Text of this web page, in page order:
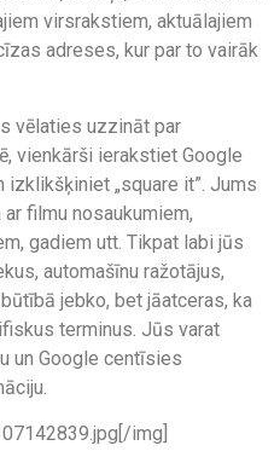
virsrakstiem, aktuālajiem
adreses, kur par to vairāk
vēlaties uzzināt par
vienkārši ierakstiet Google
izklikšķiniet „square it”. Jums
filmu nosaukumiem,
gadiem utt. Tikpat labi jūs
automašīnu ražotājus,
jebko, bet jāatceras, ka
terminus. Jūs varat
un Google centīsies
img]